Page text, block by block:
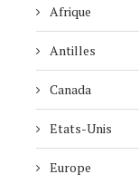
Afrique
Antilles
Canada
Etats-Unis
Europe